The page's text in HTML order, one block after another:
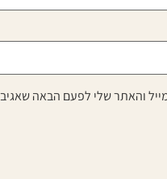
והאתר שלי לפעם הבאה